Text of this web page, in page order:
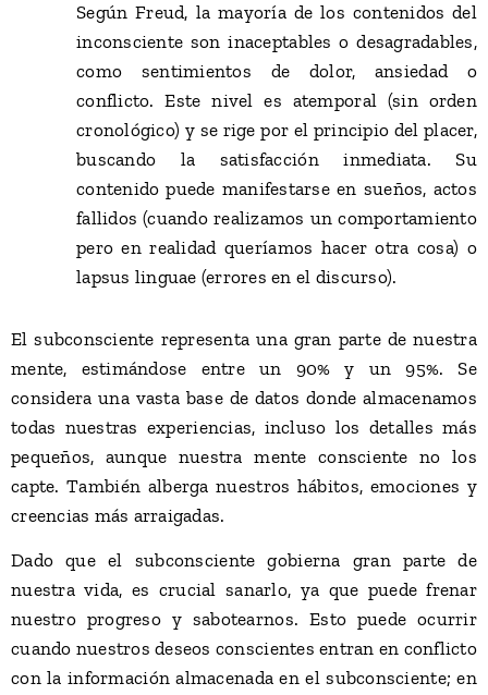
Según Freud, la mayoría de los contenidos del
inconsciente son inaceptables o desagradables,
como sentimientos de dolor, ansiedad o
conflicto. Este nivel es atemporal (sin orden
cronológico) y se rige por el principio del placer,
buscando la satisfacción inmediata. Su
contenido puede manifestarse en sueños, actos
fallidos (cuando realizamos un comportamiento
pero en realidad queríamos hacer otra cosa) o
lapsus linguae (errores en el discurso).
El subconsciente representa una gran parte de nuestra
mente, estimándose entre un 90% y un 95%. Se
considera una vasta base de datos donde almacenamos
todas nuestras experiencias, incluso los detalles más
pequeños, aunque nuestra mente consciente no los
capte. También alberga nuestros hábitos, emociones y
creencias más arraigadas.
Dado que el subconsciente gobierna gran parte de
nuestra vida, es crucial sanarlo, ya que puede frenar
nuestro progreso y sabotearnos. Esto puede ocurrir
cuando nuestros deseos conscientes entran en conflicto
con la información almacenada en el subconsciente; en